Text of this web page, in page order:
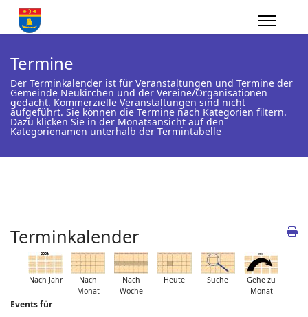
Termine
Der Terminkalender ist für Veranstaltungen und Termine der
Gemeinde Neukirchen und der Vereine/Organisationen
gedacht. Kommerzielle Veranstaltungen sind nicht
aufgeführt. Sie können die Termine nach Kategorien filtern.
Dazu klicken Sie in der Monatsansicht auf den
Kategorienamen unterhalb der Termintabelle
Terminkalender
Nach Jahr
Nach
Monat
Nach
Woche
Heute Suche
Gehe zu
Monat
Events für